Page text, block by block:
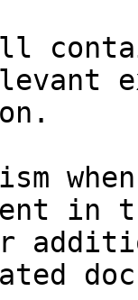
in